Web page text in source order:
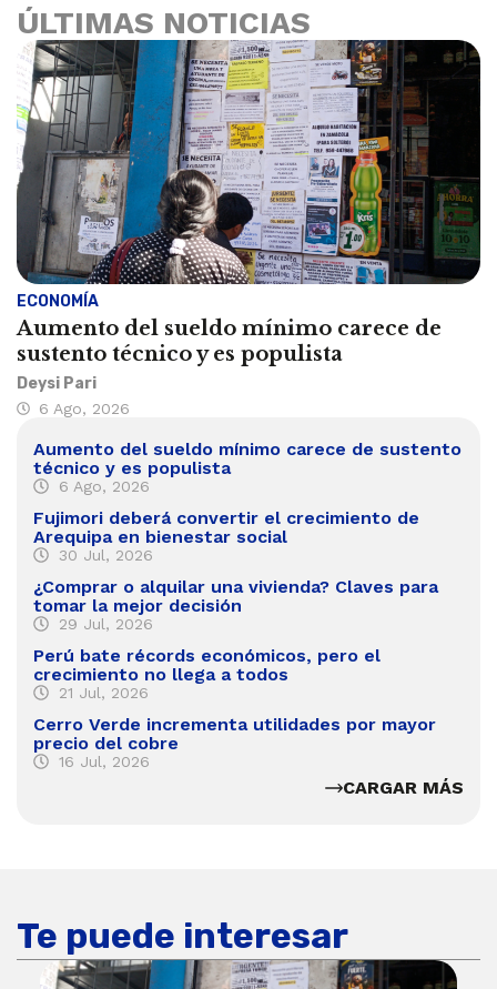
ÚLTIMAS NOTICIAS
ECONOMÍA
Aumento del sueldo mínimo carece de
sustento técnico y es populista
Deysi Pari
6 Ago, 2026
Aumento del sueldo mínimo carece de sustento
técnico y es populista
6 Ago, 2026
Fujimori deberá convertir el crecimiento de
Arequipa en bienestar social
30 Jul, 2026
¿Comprar o alquilar una vivienda? Claves para
tomar la mejor decisión
29 Jul, 2026
Perú bate récords económicos, pero el
crecimiento no llega a todos
21 Jul, 2026
Cerro Verde incrementa utilidades por mayor
precio del cobre
16 Jul, 2026
CARGAR MÁS
Te puede interesar